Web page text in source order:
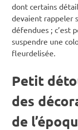
dont certains
devaient rappeler
défendues ; c’est
suspendre une
fleurdelisée.
Petit
des
de